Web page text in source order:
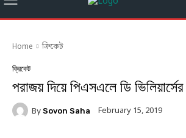
Home ক্রিকেট
ক্রিকেট
পরাজয় দিয়ে পিএসএলে ডি
By Sovon Saha February 15, 2019